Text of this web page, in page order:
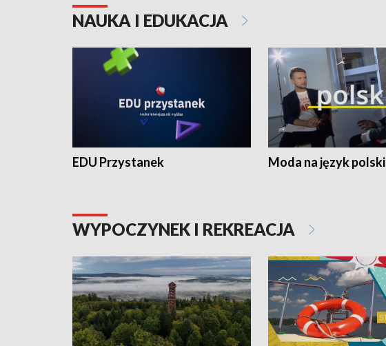
NAUKA I EDUKACJA
EDU Przystanek Moda na język polski
WYPOCZYNEK I REKREACJA